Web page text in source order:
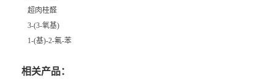
超肉桂醛
3-(3-氧基)
1-(基)-2-氟-苯
相关产品：